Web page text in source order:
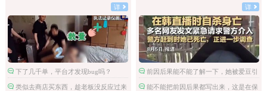
详
下了几千单，平台才发现bug吗？
类似去商店买东西，趁老板没反应过来
详
前因后果能不能了解一下，她被爱豆引
导网暴攻击
能不能把前因后果都写出来，这是在保